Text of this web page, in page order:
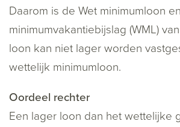
Daarom is de Wet minimumloon en
minimumvakantiebijslag (WML)
loon kan niet lager worden
wettelijk minimumloon.
Oordeel rechter
Een lager loon dan het wettelijke